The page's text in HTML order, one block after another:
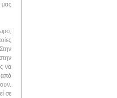
μας
να
από
σε